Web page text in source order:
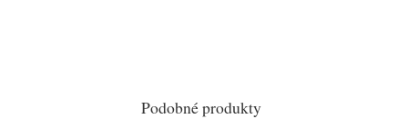
Podobné produkty